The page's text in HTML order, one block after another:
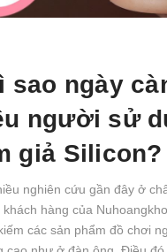
sao ngày
người sử
giả Silicon?
nghiên cứu gần đây ở
khách hàng của
các sản phẩm đồ chơi